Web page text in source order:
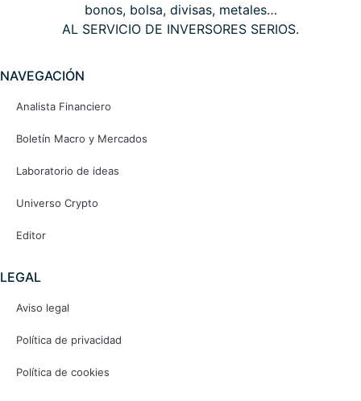
bonos, bolsa, divisas, metales…
AL SERVICIO DE INVERSORES SERIOS.
NAVEGACIÓN
Analista Financiero
Boletín Macro y Mercados
Laboratorio de ideas
Universo Crypto
Editor
LEGAL
Aviso legal
Política de privacidad
Política de cookies